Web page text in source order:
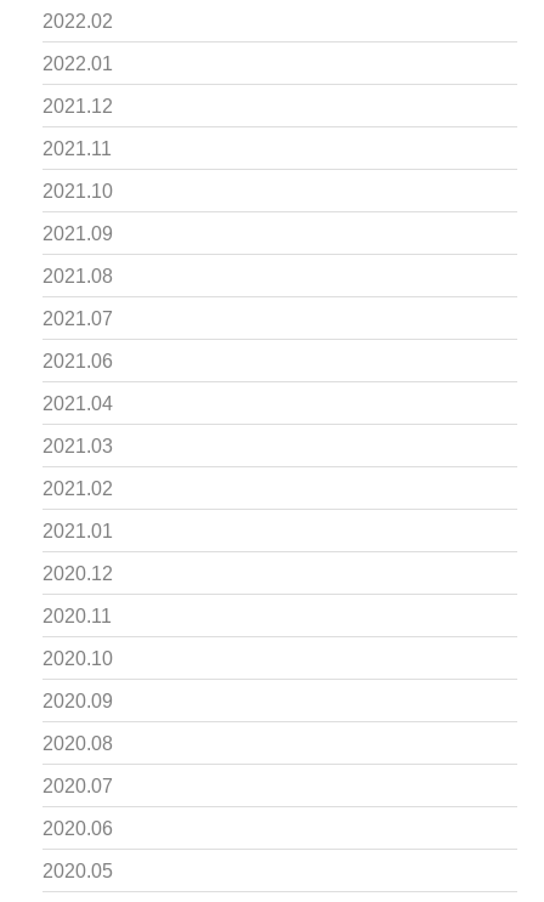
2022.02
2022.01
2021.12
2021.11
2021.10
2021.09
2021.08
2021.07
2021.06
2021.04
2021.03
2021.02
2021.01
2020.12
2020.11
2020.10
2020.09
2020.08
2020.07
2020.06
2020.05